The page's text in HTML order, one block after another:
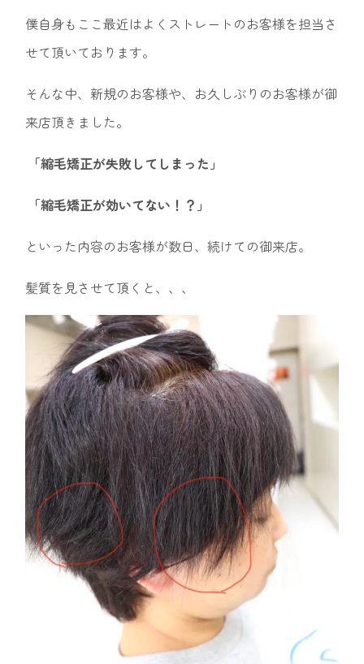
僕自身もここ最近はよくストレートのお客様を担当さ
せて頂いております。
そんな中、新規のお客様や、お久しぶりのお客様が御
来店頂きました。
「縮毛矯正が失敗してしまった」
「縮毛矯正が効いてない！？」
といった内容のお客様が数日、続けての御来店。
髪質を見させて頂くと、、、